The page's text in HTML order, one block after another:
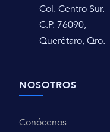
Col. Centro Sur.
C.P. 76090,
Querétaro, Qro.
NOSOTROS
Conócenos